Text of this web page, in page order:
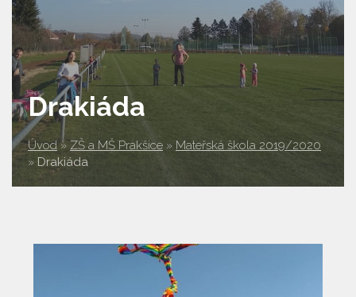
Drakiáda
Úvod » ZŠ a MŠ Prakšice » Mateřská škola 2019/2020
» Drakiáda